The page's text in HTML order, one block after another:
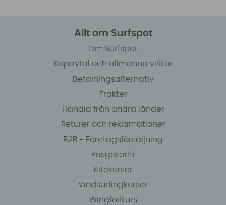
Allt om Surfspot
Om Surfspot
Köpavtal och allmänna villkor
Betalningsalternativ
Frakter
Handla från andra länder
Returer och reklamationer
B2B - Företagsförsäljning
Prisgaranti
Kitekurser
Vindsurfingkurser
Wingfoilkurs